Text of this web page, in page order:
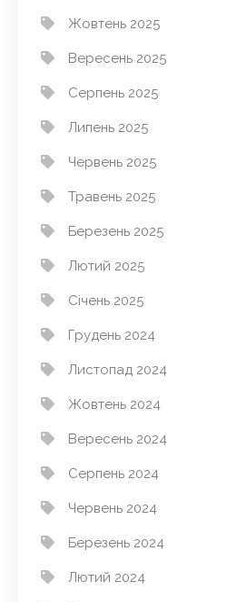
Жовтень 2025
Вересень 2025
Серпень 2025
Липень 2025
Червень 2025
Травень 2025
Березень 2025
Лютий 2025
Січень 2025
Грудень 2024
Листопад 2024
Жовтень 2024
Вересень 2024
Серпень 2024
Червень 2024
Березень 2024
Лютий 2024